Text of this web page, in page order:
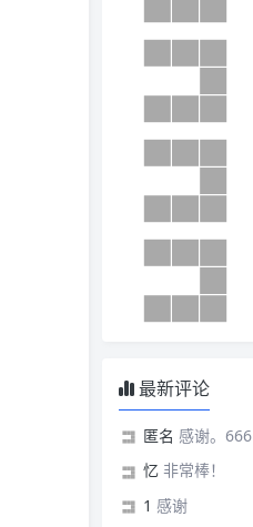
最新评论
匿名 感谢。666
忆 非常棒！
1 感谢